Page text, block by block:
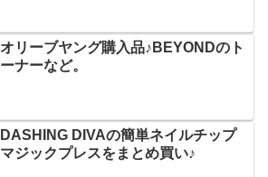
オリーブヤング購入品♪BEYONDのト
ーナーなど。
DASHING DIVAの簡単ネイルチップ
マジックプレスをまとめ買い♪